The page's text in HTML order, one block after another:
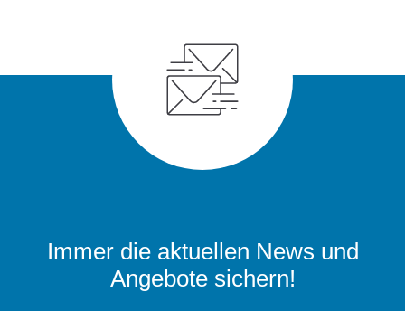
Immer die aktuellen News und
Angebote sichern!